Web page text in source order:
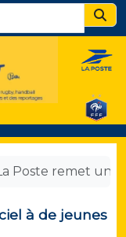
Poste remet un
à de jeunes